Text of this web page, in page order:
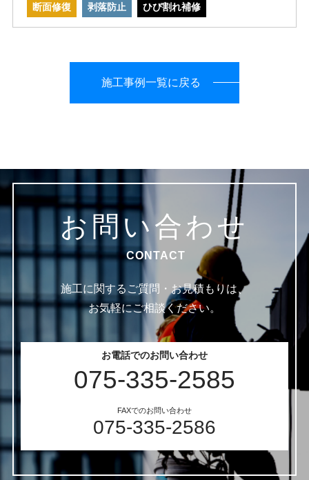
断面修復 剥落防止 ひび割れ補修
施工事例一覧に戻る
お問い合わせ
CONTACT
施工に関するご質問・お見積もりは、
お気軽にご相談ください。
お電話でのお問い合わせ
075-335-2585
FAXでのお問い合わせ
075-335-2586